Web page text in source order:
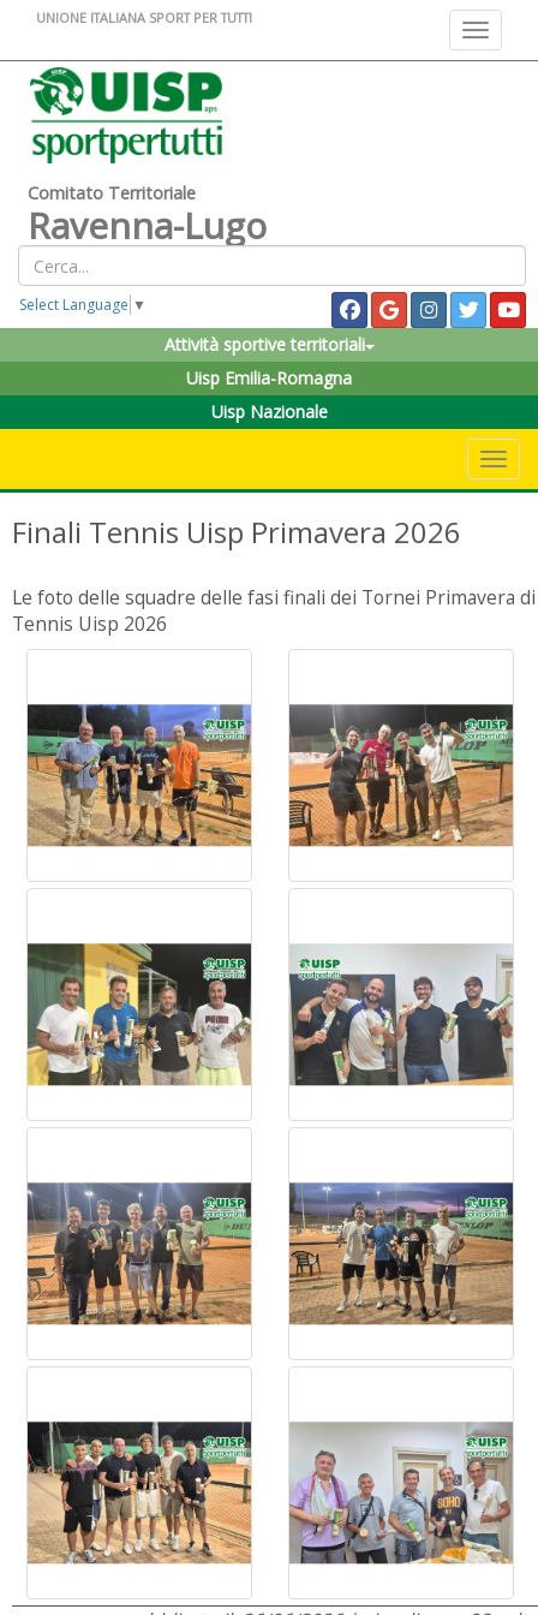
Toggle
UNIONE ITALIANA SPORT PER TUTTI
Comitato Territoriale
Ravenna-Lugo
Select Language ▼
Attività sportive territoriali
Uisp Emilia-Romagna
Uisp Nazionale
Finali Tennis Uisp Primavera 2026
Le foto delle squadre delle fasi finali dei Tornei Primavera di
Tennis Uisp 2026